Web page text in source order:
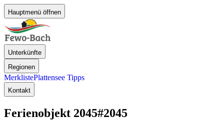
Hauptmenü öffnen
Unterkünfte
Regionen
MerklistePlattensee Tipps
Kontakt
Ferienobjekt 2045#2045